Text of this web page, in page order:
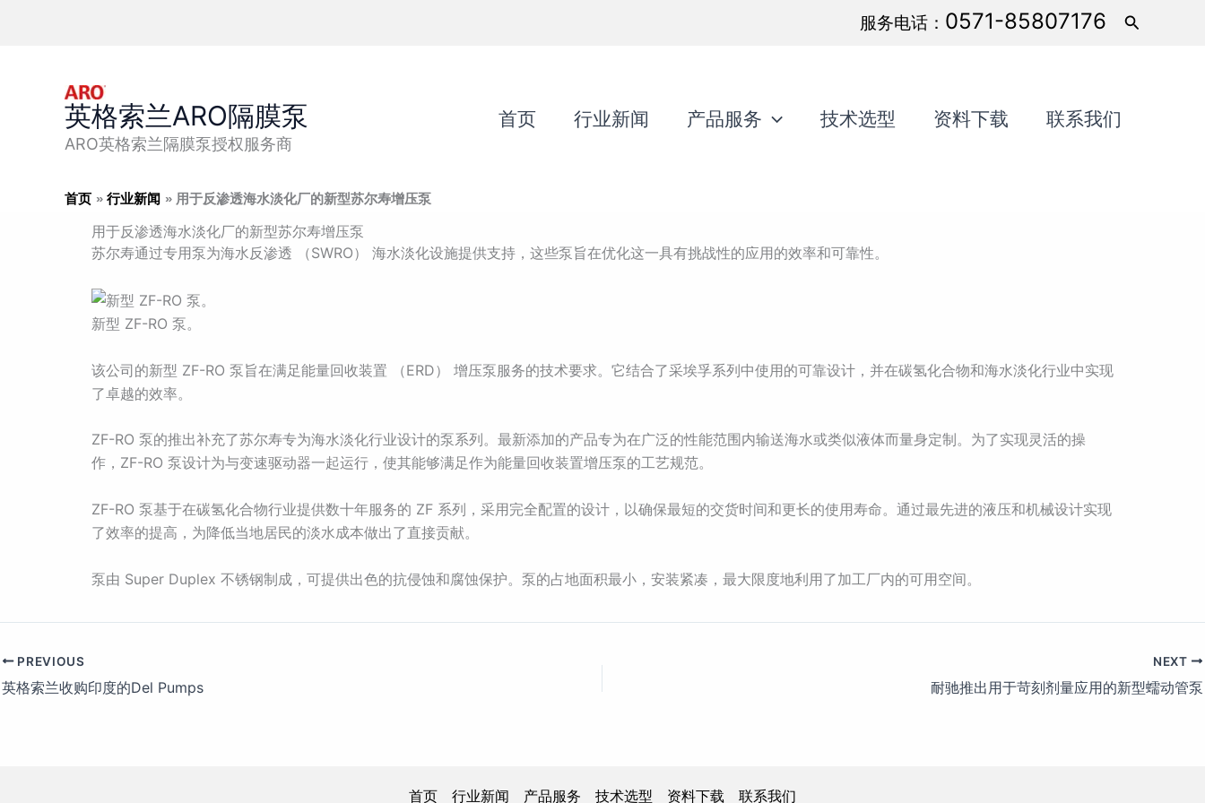
服务电话： 0571-85807176
搜
英格索兰ARO隔膜泵
ARO英格索兰隔膜泵授权服务商
首页 行业新闻 产品服务 技术选型 资料下载 联系我们
首页 行业新闻 用于反渗透海水淡化厂的新型苏尔寿增压泵
用于反渗透海水淡化厂的新型苏尔寿增压泵
苏尔寿通过专用泵为海水反渗透 （SWRO） 海水淡化设施提供支持，这些泵旨在优化这一具有挑战性的应用的效率和可靠性。
新型 ZF-RO 泵。
该公司的新型 ZF-RO 泵旨在满足能量回收装置 （ERD） 增压泵服务的技术要求。它结合了采埃孚系列中使用的可靠设计，并在碳氢化合物和海水淡化行业中实现
了卓越的效率。
ZF-RO 泵的推出补充了苏尔寿专为海水淡化行业设计的泵系列。最新添加的产品专为在广泛的性能范围内输送海水或类似液体而量身定制。为了实现灵活的操
作，ZF-RO 泵设计为与变速驱动器一起运行，使其能够满足作为能量回收装置增压泵的工艺规范。
ZF-RO 泵基于在碳氢化合物行业提供数十年服务的 ZF 系列，采用完全配置的设计，以确保最短的交货时间和更长的使用寿命。通过最先进的液压和机械设计实现
了效率的提高，为降低当地居民的淡水成本做出了直接贡献。
泵由 Super Duplex 不锈钢制成，可提供出色的抗侵蚀和腐蚀保护。泵的占地面积最小，安装紧凑，最大限度地利用了加工厂内的可用空间。
PREVIOUS
英格索兰收购印度的Del Pumps
NEXT
耐驰推出用于苛刻剂量应用的新型蠕动管泵
首页 行业新闻 产品服务 技术选型 资料下载 联系我们